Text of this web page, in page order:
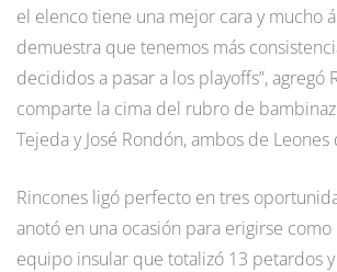
el elenco tiene una mejor cara y mucho
demuestra que tenemos más
decididos a pasar a los playoffs”, agregó
comparte la cima del rubro de
Tejeda y José Rondón, ambos de Leones
Rincones ligó perfecto en tres
anotó en una ocasión para erigirse
equipo insular que totalizó 13 petardos